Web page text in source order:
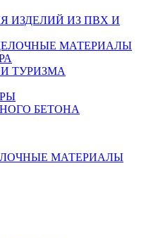
ИЗДЕЛИЙ ИЗ ПВХ И
МАТЕРИАЛЫ
ТУРИЗМА
БЕТОНА
МАТЕРИАЛЫ